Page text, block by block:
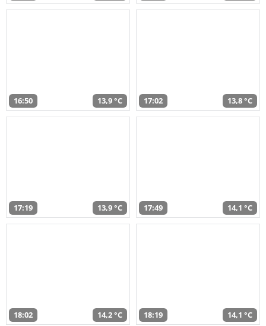
16:50 13,9 °C 17:02 13,8 °C
17:19 13,9 °C 17:49 14,1 °C
18:02 14,2 °C 18:19 14,1 °C